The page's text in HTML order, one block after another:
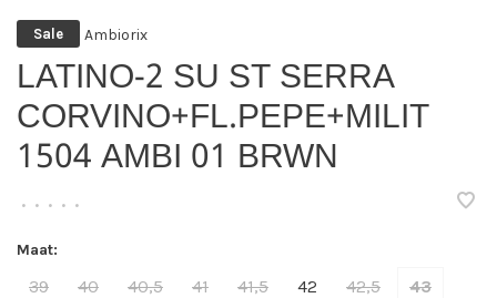
Sale Ambiorix
LATINO-2 SU ST SERRA
CORVINO+FL.PEPE+MILIT
1504 AMBI 01 BRWN
• • • • •
Maat:
39 40 40,5 41 41,5 42 42,5
43